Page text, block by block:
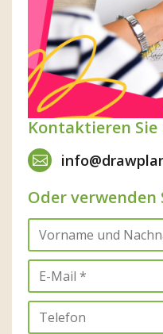
Kontaktieren Sie
Oder verwenden